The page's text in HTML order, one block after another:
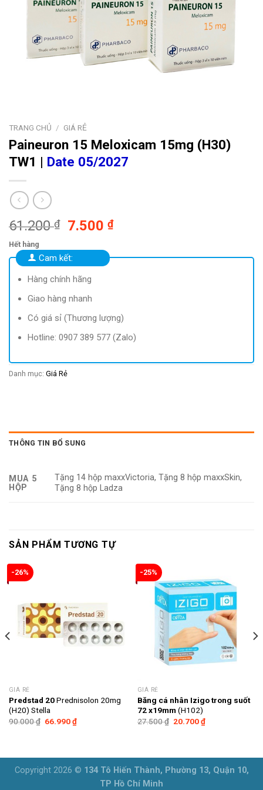
TRANG CHỦ / GIÁ RẺ
Paineuron 15 Meloxicam 15mg (H30)
TW1 | Date 05/2027
61.200₫
Giá
là:
61.200 ₫.
7.500₫Giá
tại
Hết hàng
Cam kết:
Hàng chính hãng
Giao hàng nhanh
Có giá sỉ (Thương lượng)
Hotline: 0907 389 577 (Zalo)
Danh mục: Giá Rẻ
THÔNG TIN BỔ SUNG
MUA 5
HỘP
Tặng 14 hộp maxxVictoria, Tặng 8 hộp maxxSkin,
Tặng 8 hộp Ladza
SẢN PHẨM TƯƠNG TỰ
-26%
GIÁ RẺ
Predstad 20Prednisolon 20mg
(H20) Stella
90.000₫ Giá
66.990₫Giá
hiện
-25%
GIÁ RẺ
Băng cá nhân Izigo trong suốt
72 x19mm(H102)
27.500₫ Giá
20.700₫Giá
hiện
Copyright 2026 © 134 Tô Hiến Thành, Phường 13, Quận 10,
TP Hồ Chí Minh